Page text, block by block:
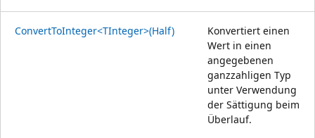
ConvertToInteger<TInteger>(Half)
Konvertiert einen
Wert in einen
angegebenen
ganzzahligen Typ
unter Verwendung
der Sättigung beim
Überlauf.